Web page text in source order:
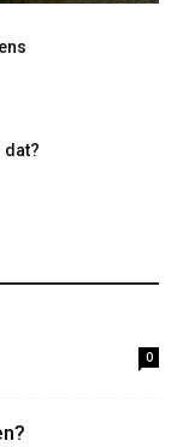
dat?
0